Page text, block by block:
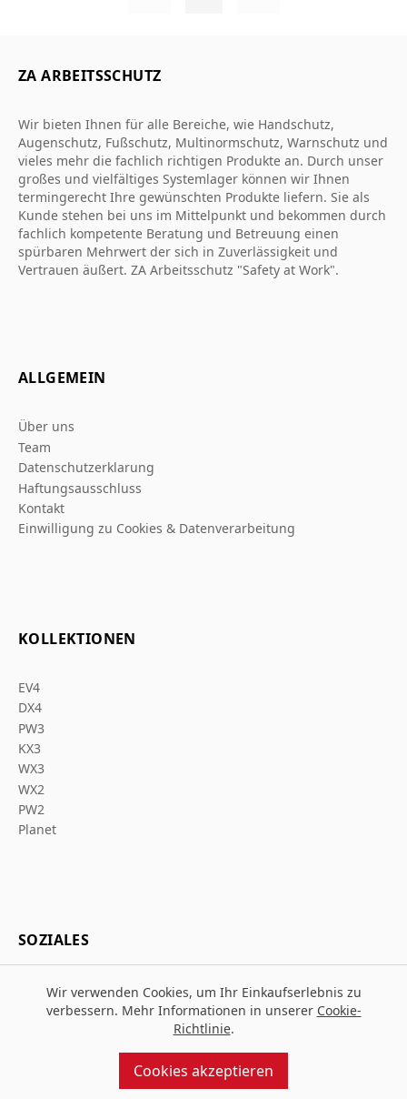
ZA ARBEITSSCHUTZ
Wir bieten Ihnen für alle Bereiche, wie Handschutz,
Augenschutz, Fußschutz, Multinormschutz, Warnschutz und
vieles mehr die fachlich richtigen Produkte an. Durch unser
großes und vielfältiges Systemlager können wir Ihnen
termingerecht Ihre gewünschten Produkte liefern. Sie als
Kunde stehen bei uns im Mittelpunkt und bekommen durch
fachlich kompetente Beratung und Betreuung einen
spürbaren Mehrwert der sich in Zuverlässigkeit und
Vertrauen äußert. ZA Arbeitsschutz "Safety at Work".
ALLGEMEIN
Über uns
Team
Datenschutzerklarung
Haftungsausschluss
Kontakt
Einwilligung zu Cookies & Datenverarbeitung
KOLLEKTIONEN
EV4
DX4
PW3
KX3
WX3
WX2
PW2
Planet
SOZIALES
Entworfen und gebaut vonMMD
angetrieben von
Wir verwenden Cookies, um Ihr Einkaufserlebnis zu
verbessern. Mehr Informationen in unserer Cookie-
Richtlinie.
Cookies akzeptieren